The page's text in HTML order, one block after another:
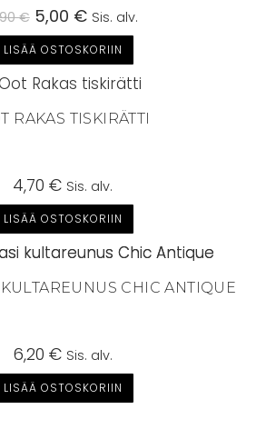
€ Alkuperäinen
hinta
oli:
9,90 €.
5,00 €Nykyinen
hinta
on:
5,00 €.
Sis. alv.
LISÄÄ OSTOSKORIIN
RAKAS TISKIRÄTTI
4,70 € Sis. alv.
LISÄÄ OSTOSKORIIN
CHIC ANTIQUE
6,20 € Sis. alv.
LISÄÄ OSTOSKORIIN